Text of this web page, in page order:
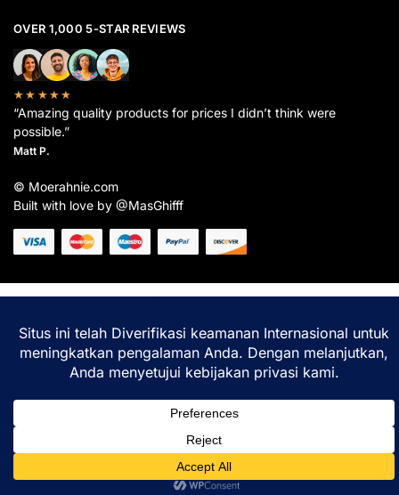
OVER 1,000 5-STAR REVIEWS
★★★★★
“Amazing quality products for prices I didn’t think were
possible.”
Matt P.
© Moerahnie.com
Built with love by @MasGhifff
Lacak
Moerahnie.com
pengalaman belanja terbaik Anda.